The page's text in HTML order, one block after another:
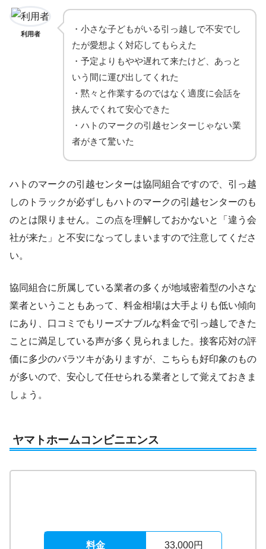
利用者
・小さな子どもがいる引っ越しで不安でし
たが愛想よく対応してもらえた
・予定よりもやや遅れて来たけど、あっと
いう間に運び出してくれた
・黙々と作業するのではなく適度に会話を
挟んでくれて安心できた
・ハトのマークの引越センターじゃない業
者がきて驚いた
ハトのマークの引越センターは協同組合ですので、引っ越
しのトラックが必ずしもハトのマークの引越センターのも
のとは限りません。この点を理解しておかないと「違う会
社が来た」と不安になってしまいますので注意してくださ
い。
協同組合に所属している業者の多くが地域密着型の小さな
業者ということもあって、料金相場は大手よりも低い傾向
にあり、口コミでもリーズナブルな料金で引っ越しできた
ことに満足している声が多く見られました。接客応対の評
価に多少のバラツキがありますが、こちらも好印象のもの
が多いので、安心して任せられる業者として覚えておきま
しょう。
ヤマトホームコンビニエンス
料金 33,000円